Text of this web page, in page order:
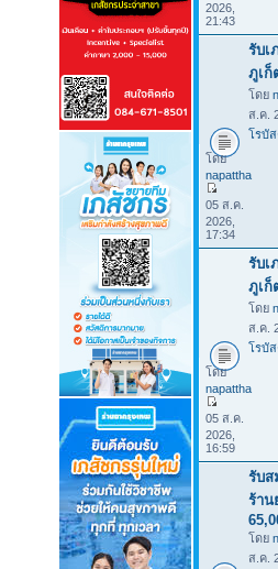
2026,
21:43
รับเ
ภูเก็
โดย
ส.ค.
โรบั
โดย
napattha
05 ส.ค.
2026,
17:34
รับเ
ภูเก็
โดย
ส.ค.
โรบั
โดย
napattha
05 ส.ค.
2026,
16:59
รับส
ร้าน
โดย
ส.ค.